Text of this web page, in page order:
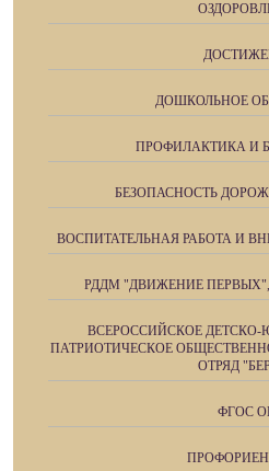
ДОШКОЛЬНОЕ
ПРОФИЛАКТИКА И
БЕЗОПАСНОСТЬ
ВОСПИТАТЕЛЬНАЯ РАБОТА И
РДДМ "ДВИЖЕНИЕ
ВСЕРОССИЙСКОЕ
ПАТРИОТИЧЕСКОЕ
ОТРЯД
ФГОС